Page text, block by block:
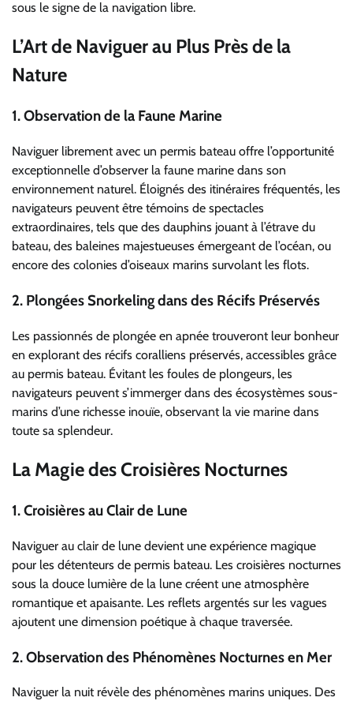
sous le signe de la navigation libre.
L’Art de Naviguer au Plus Près de la
Nature
1.Observation de la Faune Marine
Naviguer librement avec un permis bateau offre l’opportunité
exceptionnelle d’observer la faune marine dans son
environnement naturel. Éloignés des itinéraires fréquentés, les
navigateurs peuvent être témoins de spectacles
extraordinaires, tels que des dauphins jouant à l’étrave du
bateau, des baleines majestueuses émergeant de l’océan, ou
encore des colonies d’oiseaux marins survolant les flots.
2. Plongées Snorkeling dans des Récifs Préservés
Les passionnés de plongée en apnée trouveront leur bonheur
en explorant des récifs coralliens préservés, accessibles grâce
au permis bateau. Évitant les foules de plongeurs, les
navigateurs peuvent s’immerger dans des écosystèmes sous-
marins d’une richesse inouïe, observant la vie marine dans
toute sa splendeur.
La Magie des Croisières Nocturnes
1.Croisières au Clair de Lune
Naviguer au clair de lune devient une expérience magique
pour les détenteurs de permis bateau. Les croisières nocturnes
sous la douce lumière de la lune créent une atmosphère
romantique et apaisante. Les reflets argentés sur les vagues
ajoutent une dimension poétique à chaque traversée.
2.Observation des Phénomènes Nocturnes en Mer
Naviguer la nuit révèle des phénomènes marins uniques. Des